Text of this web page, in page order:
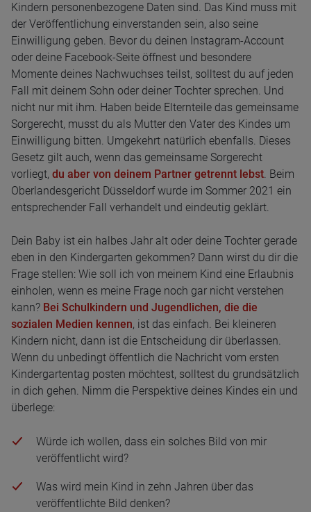
Kindern personenbezogene Daten sind. Das Kind muss mit
der Veröffentlichung einverstanden sein, also seine
Einwilligung geben. Bevor du deinen Instagram-Account
oder deine Facebook-Seite öffnest und besondere
Momente deines Nachwuchses teilst, solltest du auf jeden
Fall mit deinem Sohn oder deiner Tochter sprechen. Und
nicht nur mit ihm. Haben beide Elternteile das gemeinsame
Sorgerecht, musst du als Mutter den Vater des Kindes um
Einwilligung bitten. Umgekehrt natürlich ebenfalls. Dieses
Gesetz gilt auch, wenn das gemeinsame Sorgerecht
vorliegt, du aber von deinem Partner getrennt lebst. Beim
Oberlandesgericht Düsseldorf wurde im Sommer 2021 ein
entsprechender Fall verhandelt und eindeutig geklärt.
Dein Baby ist ein halbes Jahr alt oder deine Tochter gerade
eben in den Kindergarten gekommen? Dann wirst du dir die
Frage stellen: Wie soll ich von meinem Kind eine Erlaubnis
einholen, wenn es meine Frage noch gar nicht verstehen
kann? Bei Schulkindern und Jugendlichen, die die
sozialen Medien kennen, ist das einfach. Bei kleineren
Kindern nicht, dann ist die Entscheidung dir überlassen.
Wenn du unbedingt öffentlich die Nachricht vom ersten
Kindergartentag posten möchtest, solltest du grundsätzlich
in dich gehen. Nimm die Perspektive deines Kindes ein und
überlege:
Würde ich wollen, dass ein solches Bild von mir
veröffentlicht wird?
Was wird mein Kind in zehn Jahren über das
veröffentlichte Bild denken?